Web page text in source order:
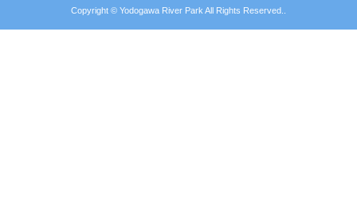
Copyright © Yodogawa River Park All Rights Reserved..